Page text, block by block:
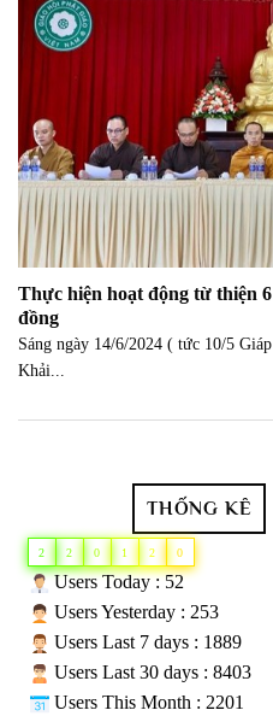
Thực hiện hoạt động từ thiện
đồng
Sáng ngày 14/6/2024 ( tức 10/5
Khải...
THỐNG KÊ
2 2 0 1 2 0
Users Today : 52
Users Yesterday : 253
Users Last 7 days : 1889
Users Last 30 days : 8403
Users This Month : 2201